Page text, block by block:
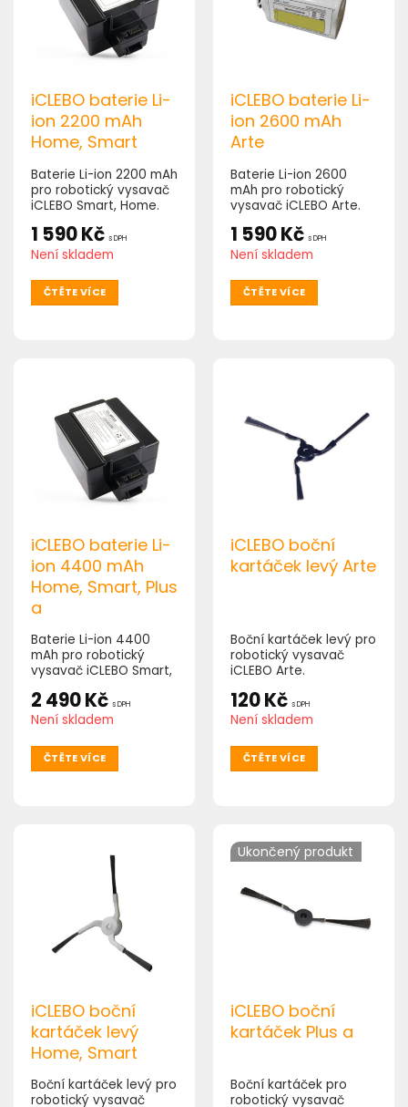
iCLEBO baterie Li-
ion 2200 mAh
Home, Smart
Baterie Li-ion 2200 mAh
pro robotický vysavač
iCLEBO Smart, Home.
1 590Kč s DPH
Není skladem
ČTĚTE VÍCE
iCLEBO baterie Li-
ion 2600 mAh
Arte
Baterie Li-ion 2600
mAh pro robotický
vysavač iCLEBO Arte.
1 590Kč s DPH
Není skladem
ČTĚTE VÍCE
iCLEBO baterie Li-
ion 4400 mAh
Home, Smart, Plus
a
Baterie Li-ion 4400
mAh pro robotický
vysavač iCLEBO Smart,
2 490Kč s DPH
Není skladem
ČTĚTE VÍCE
iCLEBO boční
kartáček levý Arte
Boční kartáček levý pro
robotický vysavač
iCLEBO Arte.
120Kč s DPH
Není skladem
ČTĚTE VÍCE
iCLEBO boční
kartáček levý
Home, Smart
Boční kartáček levý pro
robotický vysavač
Ukončený produkt
iCLEBO boční
kartáček Plus a
Boční kartáček pro
robotický vysavač